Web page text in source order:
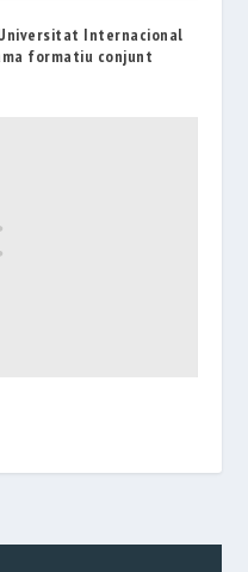
Internacional
formatiu conjunt